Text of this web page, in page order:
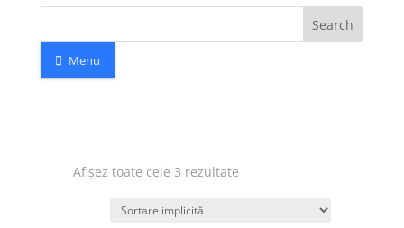
Search
Menu
Afișez toate cele 3 rezultate